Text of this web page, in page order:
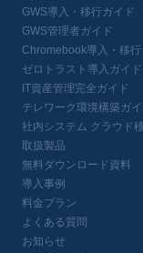
GWS導入・移行ガイド
GWS管理者ガイド
Chromebook導入・移行
ゼロトラスト導入ガイド
IT資産管理完全ガイド
テレワーク環境構築ガイ
社内システム クラウド
取扱製品
無料ダウンロード資料
導入事例
料金プラン
よくある質問
お知らせ